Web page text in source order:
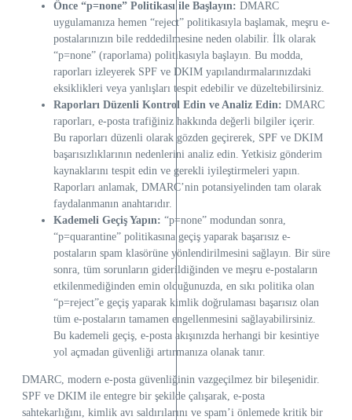
Önce “p=none” Politikası ile Başlayın: DMARC
uygulamanıza hemen “reject” politikasıyla başlamak, meşru e-
postalarınızın bile reddedilmesine neden olabilir. İlk olarak
“p=none” (raporlama) politikasıyla başlayın. Bu modda,
raporları izleyerek SPF ve DKIM yapılandırmalarınızdaki
eksiklikleri veya yanlışları tespit edebilir ve düzeltebilirsiniz.
Raporları Düzenli Kontrol Edin ve Analiz Edin: DMARC
raporları, e-posta trafiğiniz hakkında değerli bilgiler içerir.
Bu raporları düzenli olarak gözden geçirerek, SPF ve DKIM
başarısızlıklarının nedenlerini analiz edin. Yetkisiz gönderim
kaynaklarını tespit edin ve gerekli iyileştirmeleri yapın.
Raporları anlamak, DMARC’nin potansiyelinden tam olarak
faydalanmanın anahtarıdır.
Kademeli Geçiş Yapın: “p=none” modundan sonra,
“p=quarantine” politikasına geçiş yaparak başarısız e-
postaların spam klasörüne yönlendirilmesini sağlayın. Bir süre
sonra, tüm sorunların giderildiğinden ve meşru e-postaların
etkilenmediğinden emin olduğunuzda, en sıkı politika olan
“p=reject”e geçiş yaparak kimlik doğrulaması başarısız olan
tüm e-postaların tamamen engellenmesini sağlayabilirsiniz.
Bu kademeli geçiş, e-posta akışınızda herhangi bir kesintiye
yol açmadan güvenliği artırmanıza olanak tanır.
DMARC, modern e-posta güvenliğinin vazgeçilmez bir bileşenidir.
SPF ve DKIM ile entegre bir şekilde çalışarak, e-posta
sahtekarlığını, kimlik avı saldırılarını ve spam’i önlemede kritik bir